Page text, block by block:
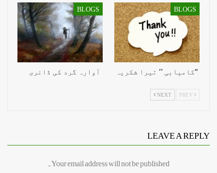
BLOGS
’’کامیابی ‘‘ تیرا شکریہ
BLOGS
آوارہ گرد کی ڈائری
NEXT
LEAVE A REPLY
Your email address will not be published.